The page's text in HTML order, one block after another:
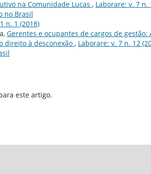
na Comunidade Lucas , Laborare: v. 7 n.
no Brasil
n. 1 (2018)
Gerentes e ocupantes de cargos de gestão:
direito à desconexão , Laborare: v. 7 n. 12
este artigo.